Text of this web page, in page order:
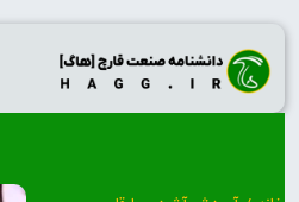
Skip
content